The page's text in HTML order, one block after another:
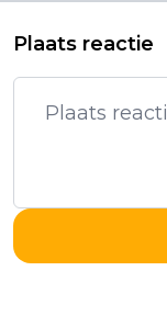
Plaats reactie